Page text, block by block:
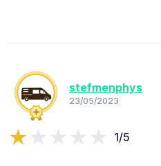
stefmenphys
23/05/2023
1/5